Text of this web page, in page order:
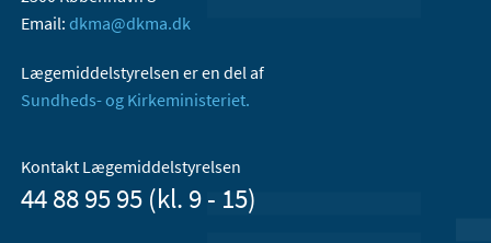
Email: dkma@dkma.dk
Lægemiddelstyrelsen er en del af
Sundheds- og Kirkeministeriet.
Kontakt Lægemiddelstyrelsen
44 88 95 95 (kl. 9 - 15)